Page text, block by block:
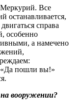
Меркурий. Все
останавливается,
справа
особенно
а намечено
«Да пошли вы!»
вооружении?